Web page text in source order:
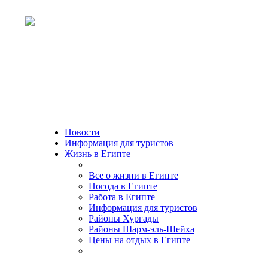
Новости
Информация для туристов
Жизнь в Египте
Все о жизни в Египте
Погода в Египте
Работа в Египте
Информация для туристов
Районы Хургады
Районы Шарм-эль-Шейха
Цены на отдых в Египте